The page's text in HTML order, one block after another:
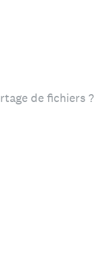
de fichiers ?